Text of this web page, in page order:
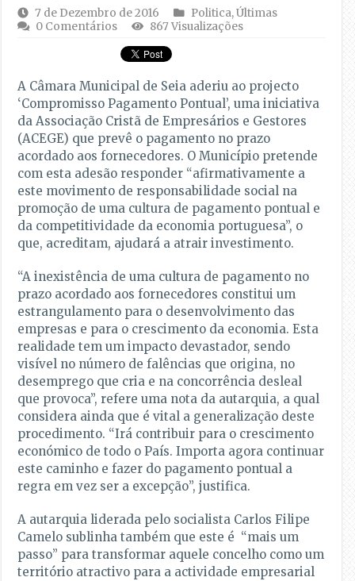
7 de Dezembro de 2016 Politica,Últimas
0 Comentários
867 Visualizações
A Câmara Municipal de Seia aderiu ao projecto
‘Compromisso Pagamento Pontual’, uma iniciativa
da Associação Cristã de Empresários e Gestores
(ACEGE) que prevê o pagamento no prazo
acordado aos fornecedores. O Município pretende
com esta adesão responder “afirmativamente a
este movimento de responsabilidade social na
promoção de uma cultura de pagamento pontual e
da competitividade da economia portuguesa”, o
que, acreditam, ajudará a atrair investimento.
“A inexistência de uma cultura de pagamento no
prazo acordado aos fornecedores constitui um
estrangulamento para o desenvolvimento das
empresas e para o crescimento da economia. Esta
realidade tem um impacto devastador, sendo
visível no número de falências que origina, no
desemprego que cria e na concorrência desleal
que provoca”, refere uma nota da autarquia, a qual
considera ainda que é vital a generalização deste
procedimento. “Irá contribuir para o crescimento
económico de todo o País. Importa agora continuar
este caminho e fazer do pagamento pontual a
regra em vez ser a excepção”, justifica.
A autarquia liderada pelo socialista Carlos Filipe
Camelo sublinha também que este é “mais um
passo” para transformar aquele concelho como um
território atractivo para a actividade empresarial